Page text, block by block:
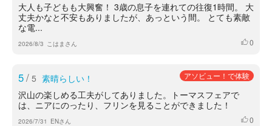
大人も子どもも大興奮！ 3歳の息子を連れての往復1時間。 大
丈夫かなと不安もありましたが、あっという間。 とても素敵
な電...
2026/8/3 こはまさん いいね
0
5/ 5 素晴らしい！ アソビュー！で体験
沢山の楽しめる工夫がしてありました。トーマスフェアで
は、ニアにのったり、フリンを見ることができました！
2026/7/31 ENさん いいね
0